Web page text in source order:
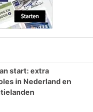
start: extra
in Nederland en